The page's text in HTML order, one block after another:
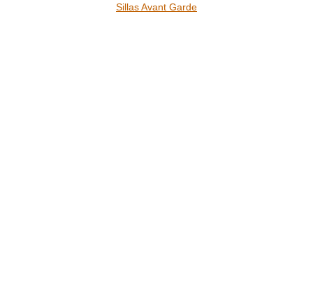
Sillas Avant Garde